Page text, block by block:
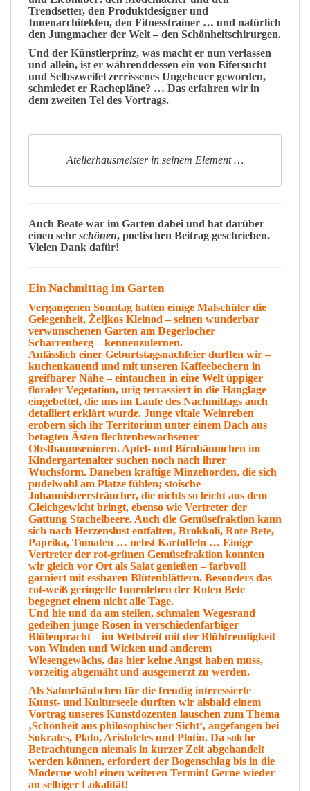
Trendsetter, den Produktdesigner und
Innenarchitekten, den Fitnesstrainer … und natürlich
den Jungmacher der Welt – den Schönheitschirurgen.
Und der Künstlerprinz, was macht er nun verlassen
und allein, ist er währenddessen ein von Eifersucht
und Selbszweifel zerrissenes Ungeheuer geworden,
schmiedet er Rachepläne? … Das erfahren wir in
dem zweiten Tel des Vortrags.
Atelierhausmeister in seinem Element …
Auch Beate war im Garten dabei und hat darüber
einen sehr schönen, poetischen Beitrag geschrieben.
Vielen Dank dafür!
Ein Nachmittag im Garten
Vergangenen Sonntag hatten einige Malschüler die
Gelegenheit, Željkos Kleinod – seinen wunderbar
verwunschenen Garten am Degerlocher
Scharrenberg – kennenzulernen.
Anlässlich einer Geburtstagsnachfeier durften wir –
kuchenkauend und mit unseren Kaffeebechern in
greifbarer Nähe – eintauchen in eine Welt üppiger
floraler Vegetation, urig terrassiert in die Hanglage
eingebettet, die uns im Laufe des Nachmittags auch
detailiert erklärt wurde. Junge vitale Weinreben
erobern sich ihr Territorium unter einem Dach aus
betagten Ästen flechtenbewachsener
Obstbaumsenioren. Apfel- und Birnbäumchen im
Kindergartenalter suchen noch nach ihrer
Wuchsform. Daneben kräftige Minzehorden, die sich
pudelwohl am Platze fühlen; stoische
Johannisbeersträucher, die nichts so leicht aus dem
Gleichgewicht bringt, ebenso wie Vertreter der
Gattung Stachelbeere. Auch die Gemüsefraktion kann
sich nach Herzenslust entfalten, Brokkoli, Rote Bete,
Paprika, Tomaten … nebst Kartoffeln … Einige
Vertreter der rot-grünen Gemüsefraktion konnten
wir gleich vor Ort als Salat genießen – farbvoll
garniert mit essbaren Blütenblättern. Besonders das
rot-weiß geringelte Innenleben der Roten Bete
begegnet einem nicht alle Tage.
Und hie und da am steilen, schmalen Wegesrand
gedeihen junge Rosen in verschiedenfarbiger
Blütenpracht – im Wettstreit mit der Blühfreudigkeit
von Winden und Wicken und anderem
Wiesengewächs, das hier keine Angst haben muss,
vorzeitig abgemäht und ausgemerzt zu werden.
Als Sahnehäubchen für die freudig interessierte
Kunst- und Kulturseele durften wir alsbald einem
Vortrag unseres Kunstdozenten lauschen zum Thema
‚Schönheit aus philosophischer Sicht‘, angefangen bei
Sokrates, Plato, Aristoteles und Plotin. Da solche
Betrachtungen niemals in kurzer Zeit abgehandelt
werden können, erfordert der Bogenschlag bis in die
Moderne wohl einen weiteren Termin! Gerne wieder
an selbiger Lokalität!